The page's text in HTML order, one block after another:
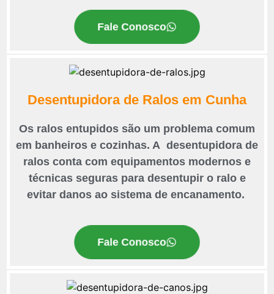
Fale Conosco
Desentupidora de Ralos em Cunha
Os ralos entupidos são um problema comum
em banheiros e cozinhas. A desentupidora de
ralos conta com equipamentos modernos e
técnicas seguras para desentupir o ralo e
evitar danos ao sistema de encanamento.
Fale Conosco